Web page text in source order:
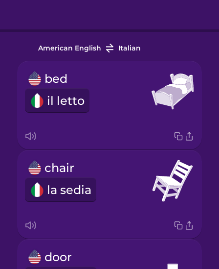
American English Italian
bed
il letto
chair
la sedia
door